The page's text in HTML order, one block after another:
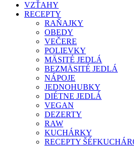
VZŤAHY
RECEPTY
RAŇAJKY
OBEDY
VEČERE
POLIEVKY
MÄSITÉ JEDLÁ
BEZMÄSITÉ JEDLÁ
NÁPOJE
JEDNOHUBKY
DIÉTNE JEDLÁ
VEGAN
DEZERTY
RAW
KUCHÁRKY
RECEPTY